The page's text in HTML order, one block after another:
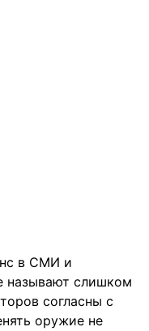
в СМИ и
называют слишком
согласны с
оружие не